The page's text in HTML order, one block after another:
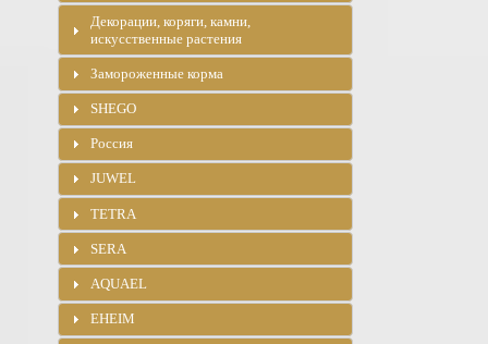
Декорации, коряги, камни,
искусственные растения
Замороженные корма
SHEGO
Россия
JUWEL
TETRA
SERA
AQUAEL
EHEIM